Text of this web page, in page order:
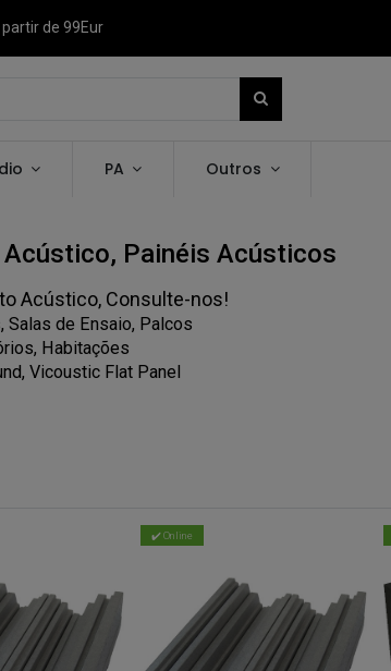
de 99Eur
PA Outros
Painéis Acústicos
Acústico, Consulte-nos!
de Ensaio, Palcos
Habitações
Vicoustic Flat Panel
✔️ Online